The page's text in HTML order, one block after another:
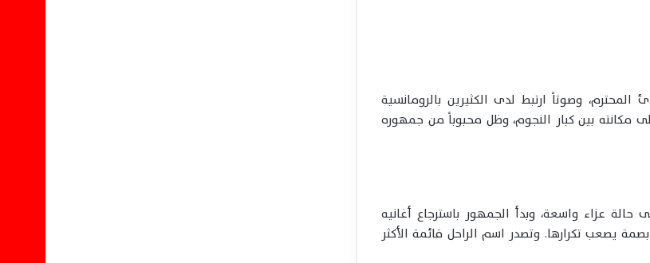
وصوتاً ارتبط لدى الكثيرين بالرومانسية
مكانته بين كبار النجوم، وظل محبوباً من جمهوره
حالة عزاء واسعة، وبدأ الجمهور باسترجاع أغانيه
يصعب تكرارها. وتصدر اسم الراحل قائمة الأكثر